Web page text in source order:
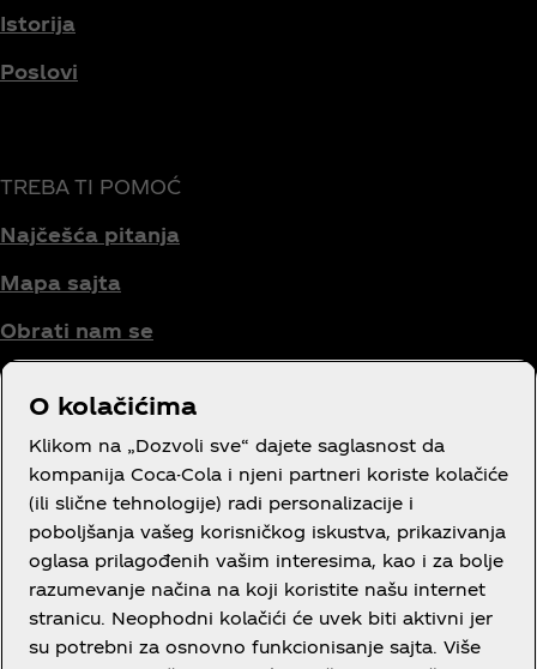
Istorija
Poslovi
TREBA TI POMOĆ
Najčešća pitanja
Mapa sajta
Obrati nam se
Uslovi korišćenja
Obaveštenje o privatnosti potrošača
Podešavanja kolačića
Obaveštenje o kolačićima
Izjava o dostupnosti
O kolačićima
Klikom na „Dozvoli sve“ dajete saglasnost da
kompanija Coca-Cola i njeni partneri koriste kolačiće
(ili slične tehnologije) radi personalizacije i
poboljšanja vašeg korisničkog iskustva, prikazivanja
oglasa prilagođenih vašim interesima, kao i za bolje
razumevanje načina na koji koristite našu internet
stranicu. Neophodni kolačići će uvek biti aktivni jer
su potrebni za osnovno funkcionisanje sajta. Više